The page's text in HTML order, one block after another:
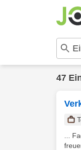
47
...